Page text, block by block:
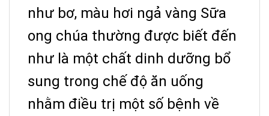
như bơ, màu hơi ngả vàng Sữa
ong chúa thường được biết đến
như là một chất dinh dưỡng bổ
sung trong chế độ ăn uống
nhằm điều trị một số bệnh về